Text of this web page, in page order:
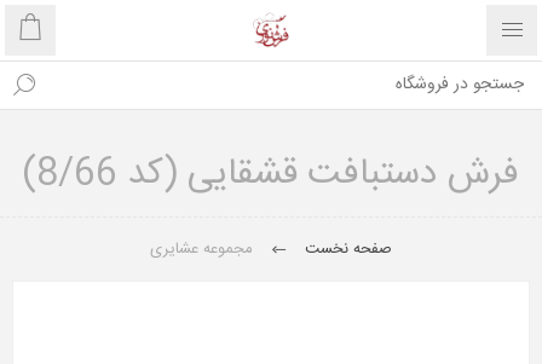
فرش دستبافت قشقایی (کد 8/66)
صفحه نخست مجموعه عشایری